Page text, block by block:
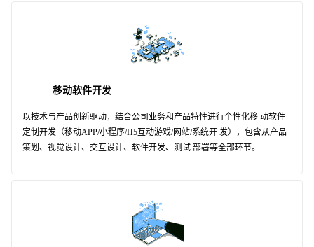
移动软件开发
以技术与产品创新驱动，结合公司业务和产品特性进行个性化移 动软件
定制开发（移动APP/小程序/H5互动游戏/网站/系统开 发），包含从产品
策划、视觉设计、交互设计、软件开发、测试 部署等全部环节。